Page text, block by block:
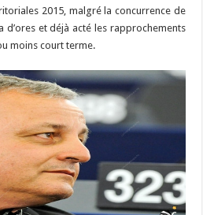
2015, malgré la concurrence de
d’ores et déjà acté les rapprochements
moins court terme.